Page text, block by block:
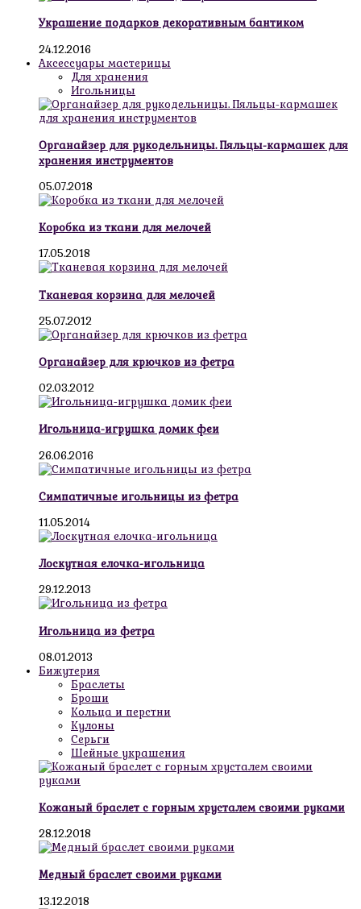
Украшение подарков декоративным бантиком
24.12.2016
Аксессуары мастерицы
Для хранения
Игольницы
Органайзер для рукодельницы. Пяльцы-кармашек для
хранения инструментов
05.07.2018
Коробка из ткани для мелочей
17.05.2018
Тканевая корзина для мелочей
25.07.2012
Органайзер для крючков из фетра
02.03.2012
Игольница-игрушка домик феи
26.06.2016
Симпатичные игольницы из фетра
11.05.2014
Лоскутная елочка-игольница
29.12.2013
Игольница из фетра
08.01.2013
Бижутерия
Браслеты
Броши
Кольца и перстни
Кулоны
Серьги
Шейные украшения
Кожаный браслет с горным хрусталем своими руками
28.12.2018
Медный браслет своими руками
13.12.2018